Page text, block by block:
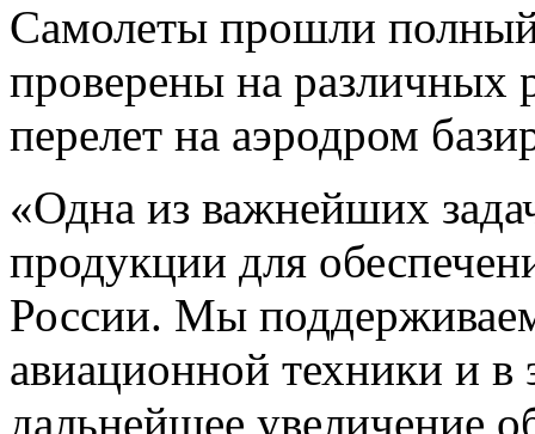
Самолеты прошли
проверены на
перелет на аэродром
«Одна из важнейших
продукции для
России. Мы
авиационной техники и в
дальнейшее увеличение